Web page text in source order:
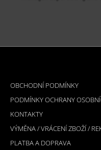
Z
OBCHODNÍ PODMÍNKY
PODMÍNKY OCHRANY
KONTAKTY
VÝMĚNA / VRÁCENÍ ZBOŽÍ /
PLATBA A DOPRAVA